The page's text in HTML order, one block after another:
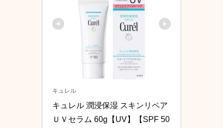
キュレル
キュレル 潤浸保湿 スキンリペア
ＵＶセラム 60g【UV】【SPF 50